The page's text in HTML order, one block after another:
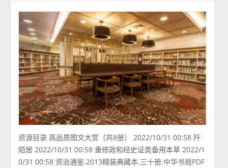
资源目录 高品质图文大赏（共8册） 2022/10/31 00:58 阡
陌居 2022/10/31 00:58 重修政和经史证类备用本草 2022/1
0/31 00:58 资治通鉴.2013精装典藏本.三十册.中华书局PDF